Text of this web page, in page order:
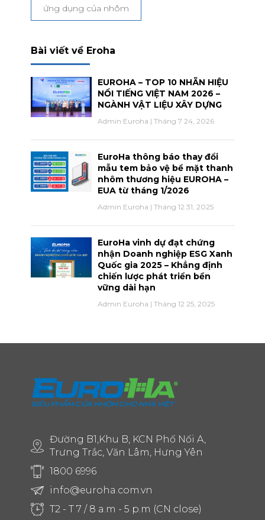
ứng dụng của nhôm
Bài viết về Eroha
EUROHA – TOP 10 NHÃN HIỆU
NỔI TIẾNG VIỆT NAM 2026 –
NGÀNH VẬT LIỆU XÂY DỰNG
Admin Euroha Tháng 7 24, 2026
EuroHa thông báo thay đổi
mẫu tem bảo vệ bề mặt thanh
nhôm thương hiệu EUROHA –
EUA từ tháng 1/2026
Admin Euroha Tháng 12 31, 2025
EuroHa vinh dự đạt chứng
nhận Doanh nghiệp ESG Xanh
Quốc gia 2025 – Khẳng định
chiến lược phát triển bền
vững dài hạn
Admin Euroha Tháng 12 25, 2025
Đường B1,Khu B, KCN Phố Nối A,
Trưng Trắc, Văn Lâm, Hưng Yên
1800 6996
info@euroha.com.vn
T2 - T 7 / 8 a.m - 5 p.m (CN close)